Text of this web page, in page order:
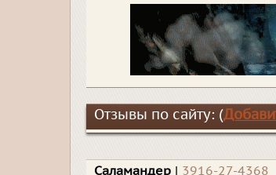
Отзывы по сайту: (
Саламандер | 3916-27-4368